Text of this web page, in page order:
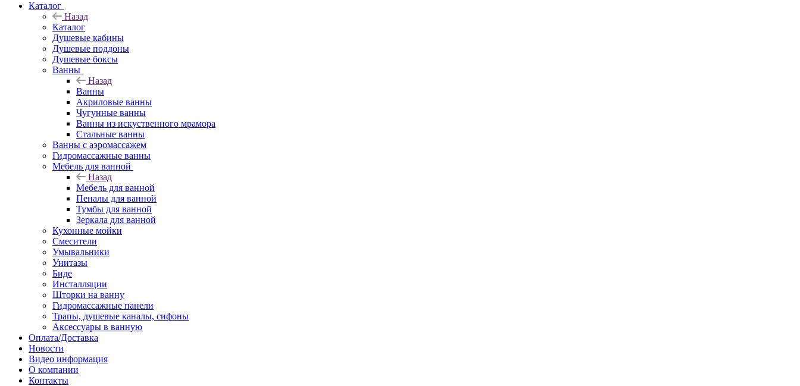
Каталог
Назад
Каталог
Душевые кабины
Душевые поддоны
Душевые боксы
Ванны
Назад
Ванны
Акриловые ванны
Чугунные ванны
Ванны из искуственного мрамора
Стальные ванны
Ванны с аэромассажем
Гидромассажные ванны
Мебель для ванной
Назад
Мебель для ванной
Пеналы для ванной
Тумбы для ванной
Зеркала для ванной
Кухонные мойки
Смесители
Умывальники
Унитазы
Биде
Инсталляции
Шторки на ванну
Гидромассажные панели
Трапы, душевые каналы, сифоны
Аксессуары в ванную
Оплата/Доставка
Новости
Видео информация
О компании
Контакты